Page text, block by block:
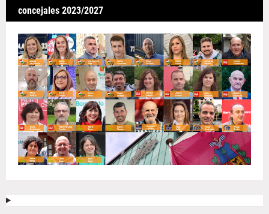
concejales 2023/2027